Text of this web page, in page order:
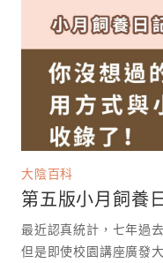
大陰百科
第五版小月飼養
最近認真統計，七年過
但是即使校園講座廣發